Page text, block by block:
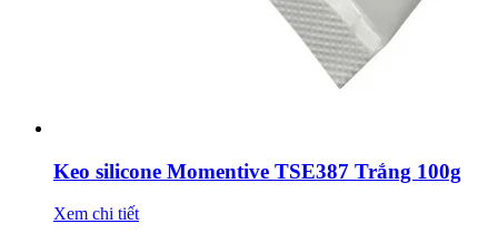
Keo silicone Momentive TSE387 Trắng 100g
Xem chi tiết